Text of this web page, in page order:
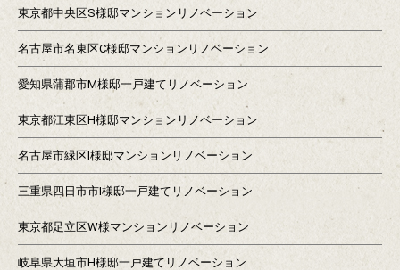
東京都中央区S様邸マンションリノベーション
名古屋市名東区C様邸マンションリノベーション
愛知県蒲郡市M様邸一戸建てリノベーション
東京都江東区H様邸マンションリノベーション
名古屋市緑区I様邸マンションリノベーション
三重県四日市市I様邸一戸建てリノベーション
東京都足立区W様マンションリノベーション
岐阜県大垣市H様邸一戸建てリノベーション